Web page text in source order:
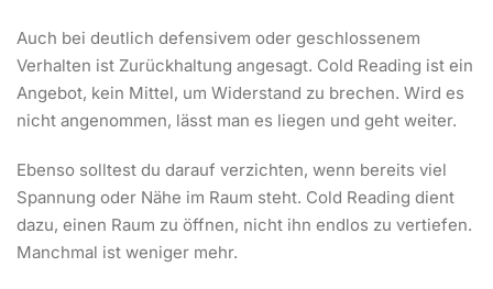
Auch bei deutlich defensivem oder geschlossenem
Verhalten ist Zurückhaltung angesagt. Cold Reading ist ein
Angebot, kein Mittel, um Widerstand zu brechen. Wird es
nicht angenommen, lässt man es liegen und geht weiter.
Ebenso solltest du darauf verzichten, wenn bereits viel
Spannung oder Nähe im Raum steht. Cold Reading dient
dazu, einen Raum zu öffnen, nicht ihn endlos zu vertiefen.
Manchmal ist weniger mehr.